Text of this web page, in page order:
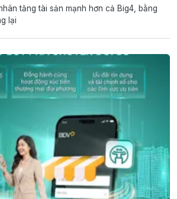
tăng tài sản mạnh hơn cả Big4, bằng
lại